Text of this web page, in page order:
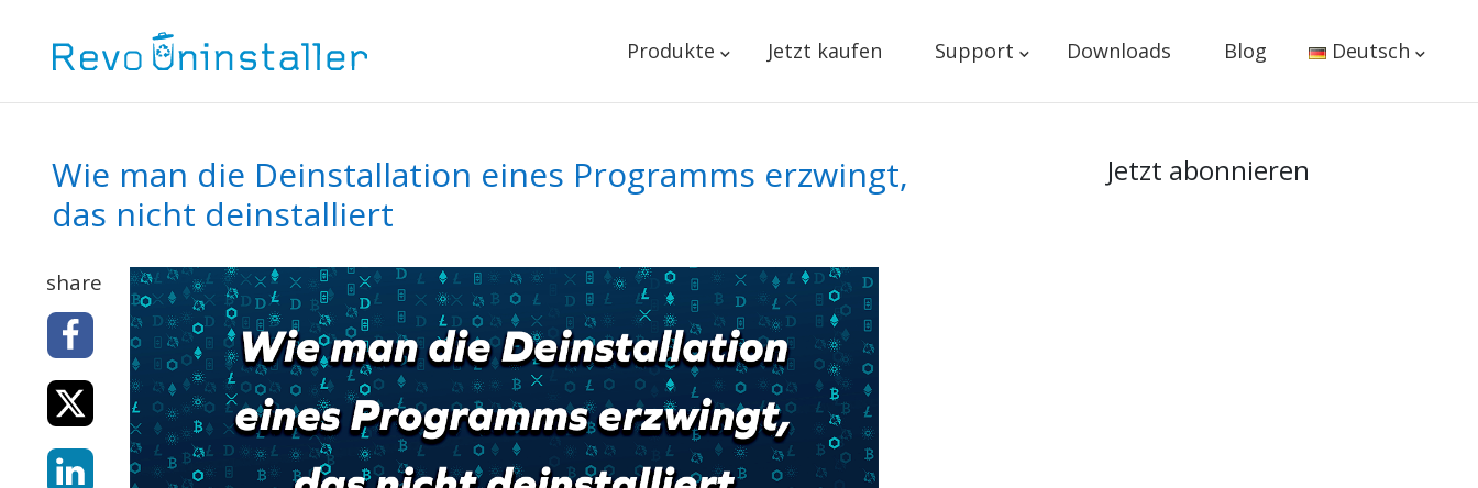
Produkte Jetzt kaufen Support Downloads Blog Deutsch
Wie man die Deinstallation eines Programms erzwingt,
das nicht deinstalliert
share
Jetzt abonnieren